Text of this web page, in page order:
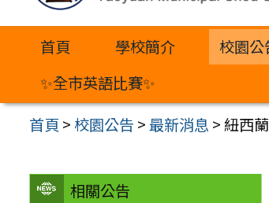
內
首頁 學校簡介 校園公
✨全市英語比賽✨
首頁 >校園公告 >最新消息 >紐西
相關公告